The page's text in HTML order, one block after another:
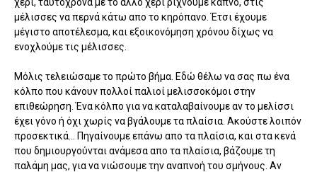
μέλισσες να περνά κάτω απο το κηρόπανο. Έτσι έχουμε
μέγιστο αποτέλεσμα, και εξοικονόμηση χρόνου δίχως να
ενοχλούμε τις μέλισσες.
Μόλις τελειώσαμε το πρώτο βήμα. Εδώ θέλω να σας πω ένα
κόλπο που κάνουν πολλοί παλιοί μελισσοκόμοι στην
επιθεώρηση. Ένα κόλπο για να καταλαβαίνουμε αν το μελίσσι
έχει γόνο ή όχι χωρίς να βγάλουμε τα πλαίσια. Ακούστε λοιπόν
προσεκτικά... Πηγαίνουμε επάνω απο τα πλαίσια, και στα κενά
που δημιουργούνται ανάμεσα απο τα πλαίσια, βάζουμε τη
παλάμη μας, για να νιώσουμε την αναπνοή του σμήνους. Αν